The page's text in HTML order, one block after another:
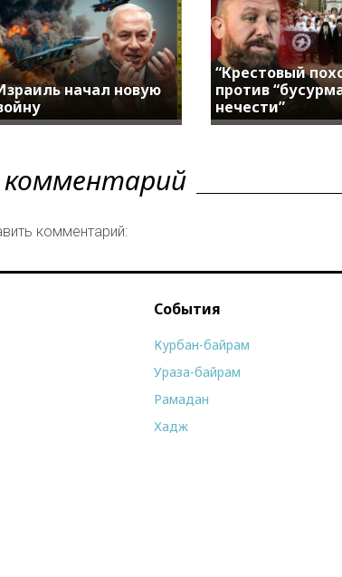
начал новую
“Крестовый
против
нечести”
комментарий:
События
Курбан-байрам
Ураза-байрам
Рамадан
Хадж